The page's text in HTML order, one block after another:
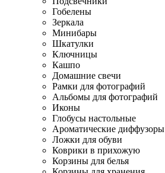
Гобелены
Зеркала
Минибары
Шкатулки
Ключницы
Кашпо
Домашние свечи
Рамки для фотографий
Альбомы для фотографий
Иконы
Глобусы настольные
Ароматические диффузоры
Ложки для обуви
Коврики в прихожую
Корзины для белья